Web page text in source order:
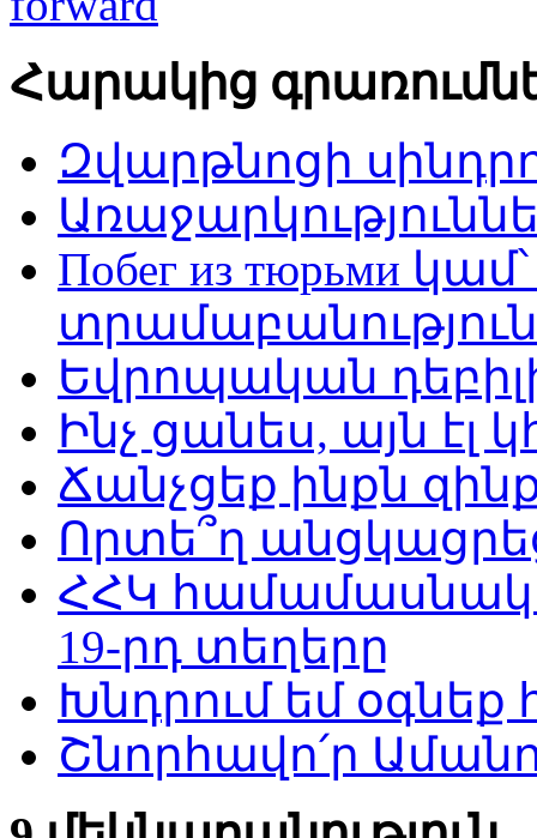
Հարակից
Զվարթնոցի
Побег из тюрьми
Եվրոպական
Ինչ ցանես, այն էլ
Ճանչցեք ինքն
Որտե՞ղ
ՀՀԿ
19-րդ տեղերը
Խնդրում եմ
Շնորհավո՛ր